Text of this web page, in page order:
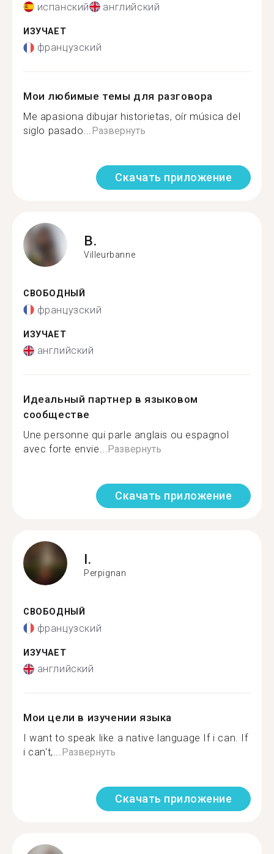
испанский английский
ИЗУЧАЕТ
французский
Мои любимые темы для разговора
Me apasiona dibujar historietas, oír música del
siglo pasado...Развернуть
Скачать приложение
B.
Villeurbanne
СВОБОДНЫЙ
французский
ИЗУЧАЕТ
английский
Идеальный партнер в языковом
сообществе
Une personne qui parle anglais ou espagnol
avec forte envie...Развернуть
Скачать приложение
I.
Perpignan
СВОБОДНЫЙ
французский
ИЗУЧАЕТ
английский
Мои цели в изучении языка
I want to speak like a native language If i can. If
i can't,...Развернуть
Скачать приложение